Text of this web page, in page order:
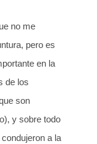
no me
pero es
en la
de los
son
y sobre todo
a la